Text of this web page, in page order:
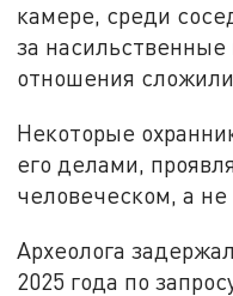
камере, среди
за насильственные
отношения
Некоторые
его делами,
человеческом, а
Археолога
2025 года по